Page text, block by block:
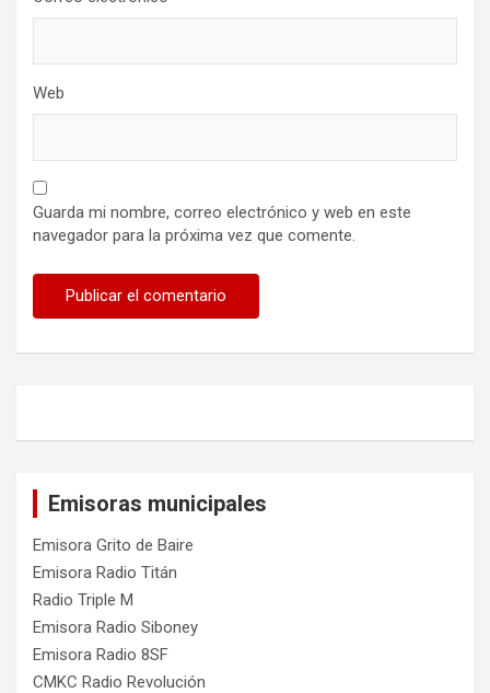
Web
Guarda mi nombre, correo electrónico y web en este
navegador para la próxima vez que comente.
Emisoras municipales
Emisora Grito de Baire
Emisora Radio Titán
Radio Triple M
Emisora Radio Siboney
Emisora Radio 8SF
CMKC Radio Revolución